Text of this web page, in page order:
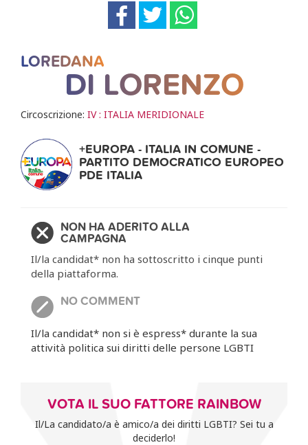
LOREDANA
DI LORENZO
Circoscrizione: IV : ITALIA MERIDIONALE
+EUROPA - ITALIA IN COMUNE -
PARTITO DEMOCRATICO EUROPEO
PDE ITALIA
NON HA ADERITO ALLA
CAMPAGNA
Il/la candidat* non ha sottoscritto i cinque punti
della piattaforma.
NO COMMENT
Il/la candidat* non si è espress* durante la sua
attività politica sui diritti delle persone LGBTI
VOTA IL SUO FATTORE RAINBOW
Il/La candidato/a è amico/a dei diritti LGBTI? Sei tu a
deciderlo!